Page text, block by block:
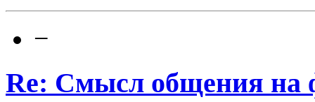
−
Re: Смысл общения на